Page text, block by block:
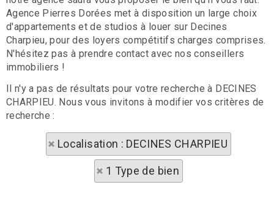
Agence Pierres Dorées met à disposition un large choix
d'appartements et de studios à louer sur Decines
Charpieu, pour des loyers compétitifs charges comprises.
N'hésitez pas à prendre contact avec nos conseillers
immobiliers !
Il n'y a pas de résultats pour votre recherche à DECINES
CHARPIEU. Nous vous invitons à modifier vos critères de
recherche :
Localisation : DECINES CHARPIEU
1 Type de bien